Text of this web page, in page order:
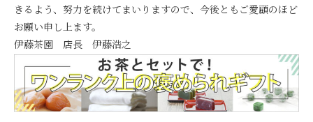
きるよう、努力を続けてまいりますので、今後ともご愛顧のほど
お願い申し上ます。
伊藤茶園 店長 伊藤浩之